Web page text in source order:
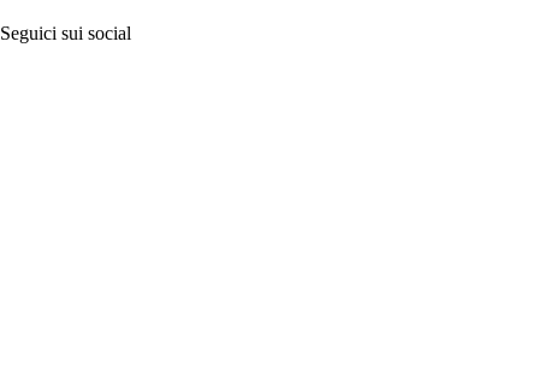
Seguici sui social